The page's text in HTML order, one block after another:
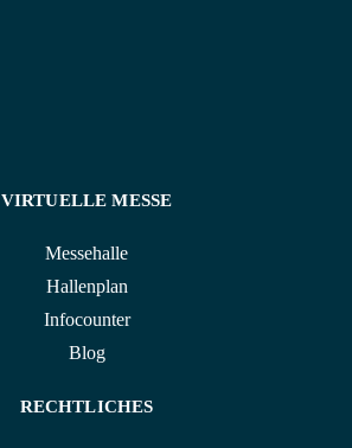
VIRTUELLE MESSE
Messehalle
Hallenplan
Infocounter
Blog
RECHTLICHES